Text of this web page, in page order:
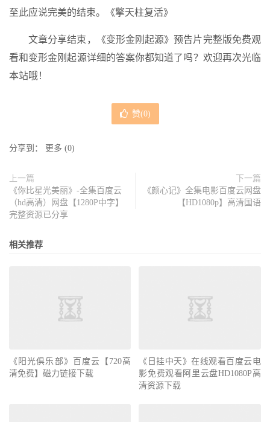
至此应说完美的结束。《擎天柱复活》
文章分享结束，《变形金刚起源》预告片完整版免费观
看和变形金刚起源详细的答案你都知道了吗？欢迎再次光临
本站哦！
赞(0)
分享到： 更多 (0)
上一篇
《你比星光美丽》-全集百度云
（hd高清）网盘【1280P中字】
完整资源已分享
下一篇
《颜心记》全集电影百度云网盘
【HD1080p】高清国语
相关推荐
《阳光俱乐部》百度云【720高
清免费】磁力链接下载
《日挂中天》在线观看百度云电
影免费观看阿里云盘HD1080P高
清资源下载